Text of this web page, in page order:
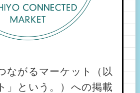
がるマーケット（以
」という。）への掲載